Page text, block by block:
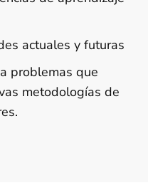
actuales y futuras
problemas que
metodologías de